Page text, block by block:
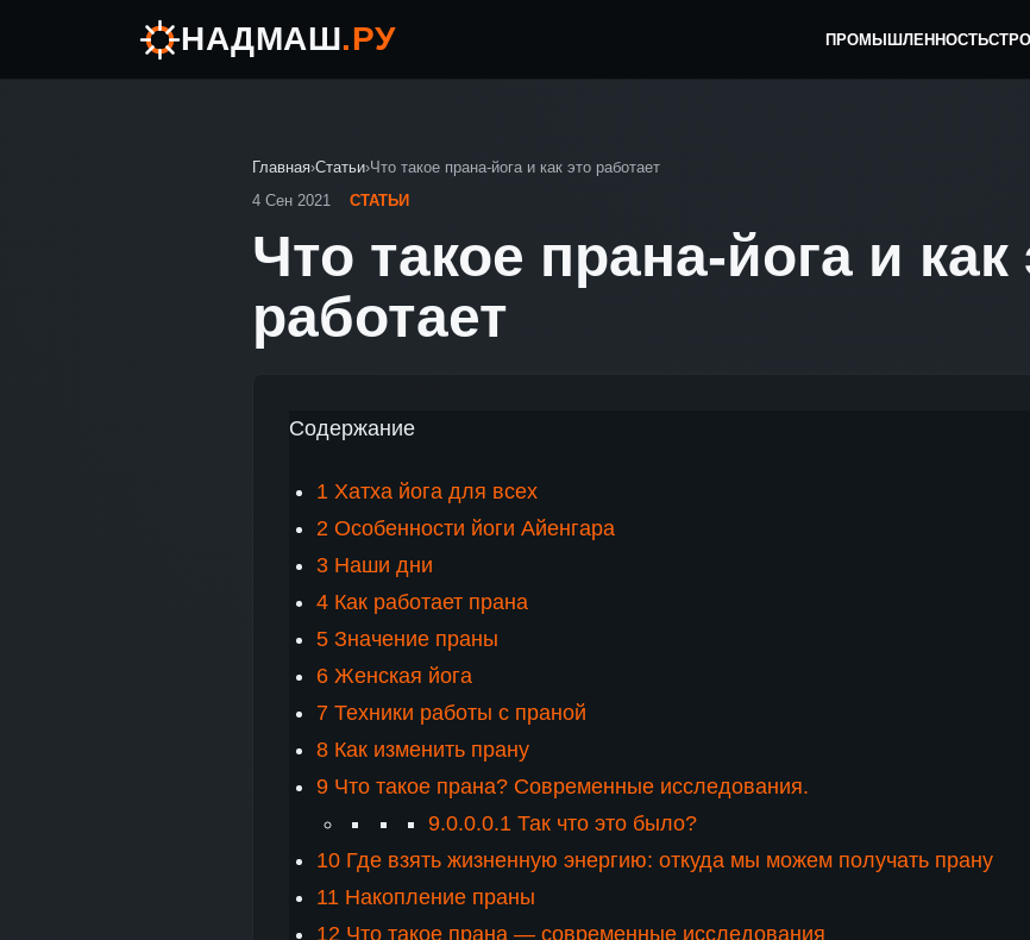
НАДМАШ.РУ ПРОМЫШЛЕННОСТЬ
Главная›Статьи›Что такое прана-йога и как это работает
4 Сен 2021
СТАТЬИ
Что такое прана-йога и как
работает
Содержание
1 Хатха йога для всех
2 Особенности йоги Айенгара
3 Наши дни
4 Как работает прана
5 Значение праны
6 Женская йога
7 Техники работы с праной
8 Как изменить прану
9 Что такое прана? Современные исследования.
9.0.0.0.1 Так что это было?
10 Где взять жизненную энергию: откуда мы можем получать прану
11 Накопление праны
12 Что такое прана — современные исследования